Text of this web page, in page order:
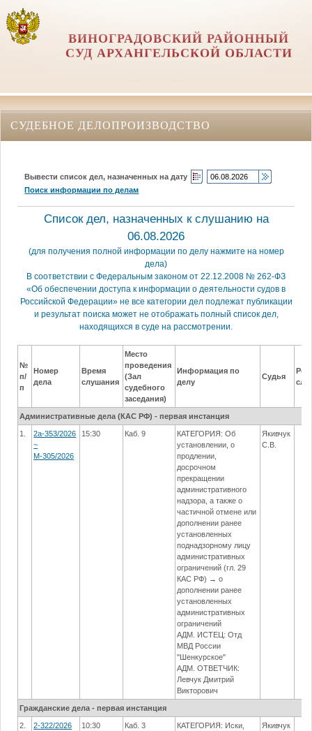
ВИНОГРАДОВСКИЙ РАЙОННЫЙ
СУД АРХАНГЕЛЬСКОЙ ОБЛАСТИ
СУДЕБНОЕ ДЕЛОПРОИЗВОДСТВО
Вывести список дел, назначенных на дату
Поиск информации по делам
Список дел, назначенных к слушанию на
06.08.2026
(для получения полной информации по делу нажмите на номер
дела)
В соответствии с Федеральным законом от 22.12.2008 № 262-ФЗ
«Об обеспечении доступа к информации о деятельности судов в
Российской Федерации» не все категории дел подлежат публикации
и результат поиска может не отображать полный список дел,
находящихся в суде на рассмотрении.
№
п/
п
Номер
дела
Время
слушания
Место
проведения
(Зал
судебного
заседания)
Информация по
делу
Судья
Административные дела (КАC РФ) - первая инстанция
1.
2а-353/2026
~
М-305/2026
15:30 Каб. 9
КАТЕГОРИЯ: Об
установлении, о
продлении,
досрочном
прекращении
административного
надзора, а также о
частичной отмене или
дополнении ранее
установленных
поднадзорному лицу
административных
ограничений (гл. 29
КАС РФ) → о
дополнении ранее
установленных
административных
ограничений
АДМ. ИСТЕЦ: Отд
МВД России
"Шенкурское"
АДМ. ОТВЕТЧИК:
Левчук Дмитрий
Викторович
Якивчук
С.В.
Гражданские дела - первая инстанция
2.
2-322/2026
10:30 Каб. 3
КАТЕГОРИЯ: Иски,
Якивчук